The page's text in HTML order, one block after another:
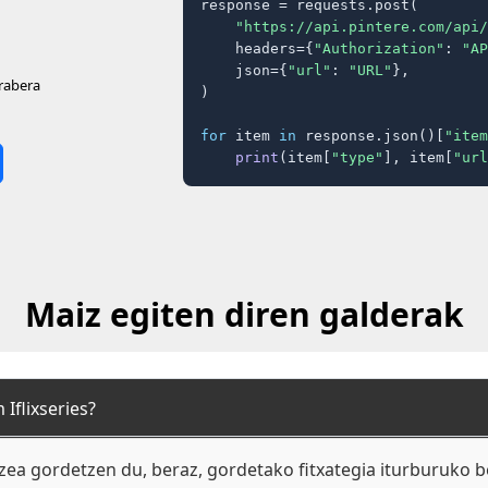
response = requests.post(
"https://api.pintere.com/api/
    headers={
"Authorization" :
    json={
"url" : "URL" },
)
for item in response.json()[
print (item[ "type" ], item[
Maiz egiten diren galderak
Iflixseries?
gordetzen du, beraz, gordetako fitxategia iturburuko